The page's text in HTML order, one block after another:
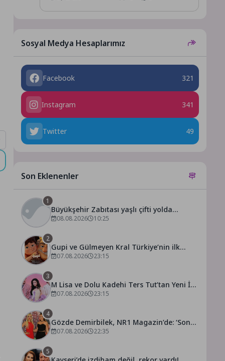
destekleriyle de...
Sosyal Medya Hesaplarımız
Facebook 321
Instagram 341
Twitter 49
Son Eklenenler
1
Büyükşehir Zabıtası yaşlı çifti yolda
bırakmadı
08.08.2026 10:25
2
Gupi ve Gülmeyen Kral Türkiye’nin ilk
IMAX® animasyon filmi oluyor
07.08.2026 23:15
3
M Lisa ve Dolu Kadehi Ters Tut’tan Yeni İş
Birliği: Vişne
07.08.2026 23:15
4
Gözde Demirbilek, NR1 Magazin’de: ‘Son
assolist olarak var olacağım!’
07.08.2026 22:35
5